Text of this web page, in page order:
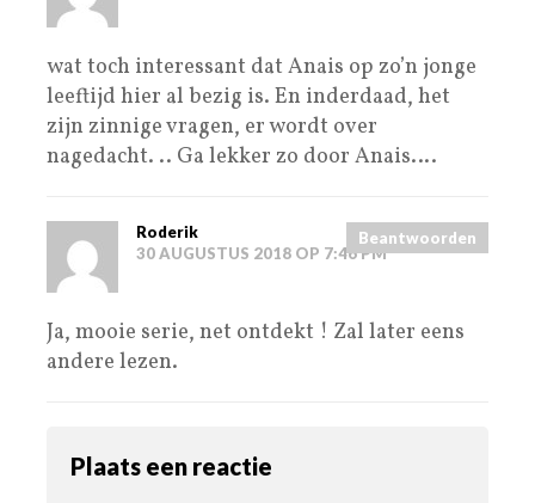
wat toch interessant dat Anais op zo’n jonge
leeftijd hier al bezig is. En inderdaad, het
zijn zinnige vragen, er wordt over
nagedacht. .. Ga lekker zo door Anais….
Roderik
30 AUGUSTUS 2018 OP 7:46 PM
Beantwoorden
Ja, mooie serie, net ontdekt ! Zal later eens
andere lezen.
Plaats een reactie